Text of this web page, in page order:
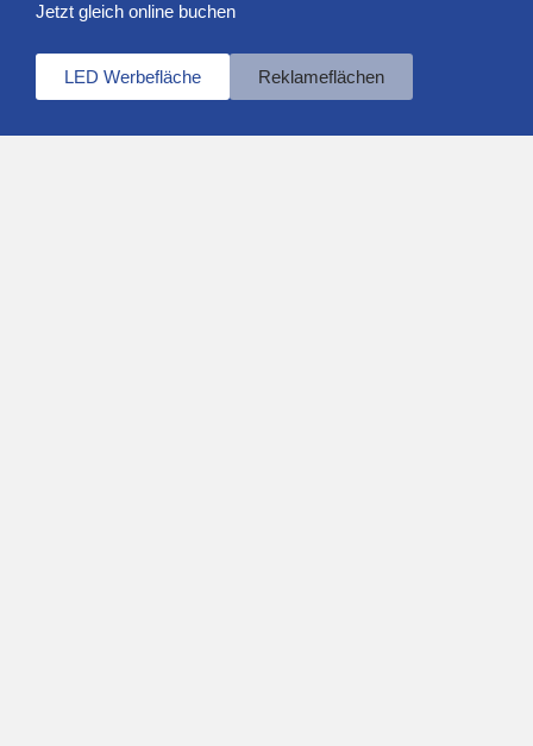
Jetzt gleich online buchen
LED Werbefläche Reklameflächen